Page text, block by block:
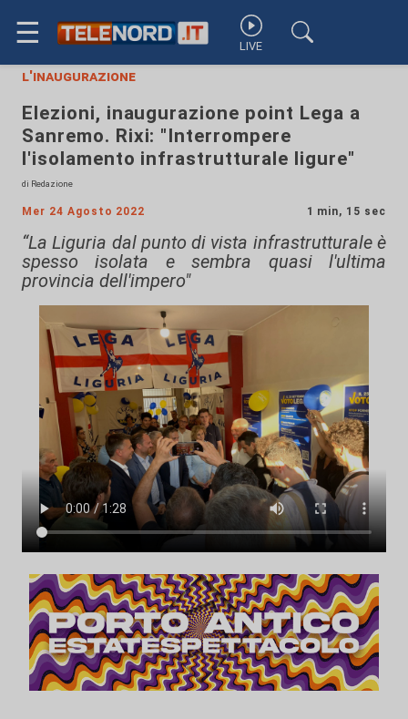
☰ LIVE
l'inaugurazione
Elezioni, inaugurazione point Lega a
Sanremo. Rixi: "Interrompere
l'isolamento infrastrutturale ligure"
di Redazione
Mer 24 Agosto 2022 1 min, 15 sec
“La Liguria dal punto di vista infrastrutturale è
spesso isolata e sembra quasi l'ultima
provincia dell'impero"